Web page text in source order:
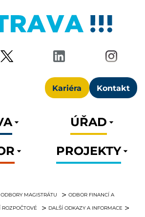
Kariéra Kontakt
ÚŘAD
PROJEKTY
ODBORY MAGISTRÁTU ODBOR FINANCÍ A
DALŠÍ ODKAZY A INFORMACE